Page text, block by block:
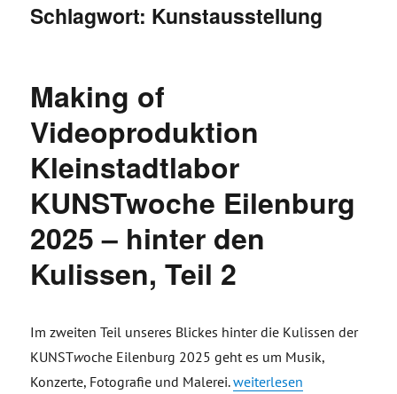
Schlagwort: Kunstausstellung
Making of
Videoproduktion
Kleinstadtlabor
KUNSTwoche Eilenburg
2025 – hinter den
Kulissen, Teil 2
Im zweiten Teil unseres Blickes hinter die Kulissen der
KUNSTwoche Eilenburg 2025 geht es um Musik,
Konzerte, Fotografie und Malerei.„Making of
weiterlesen